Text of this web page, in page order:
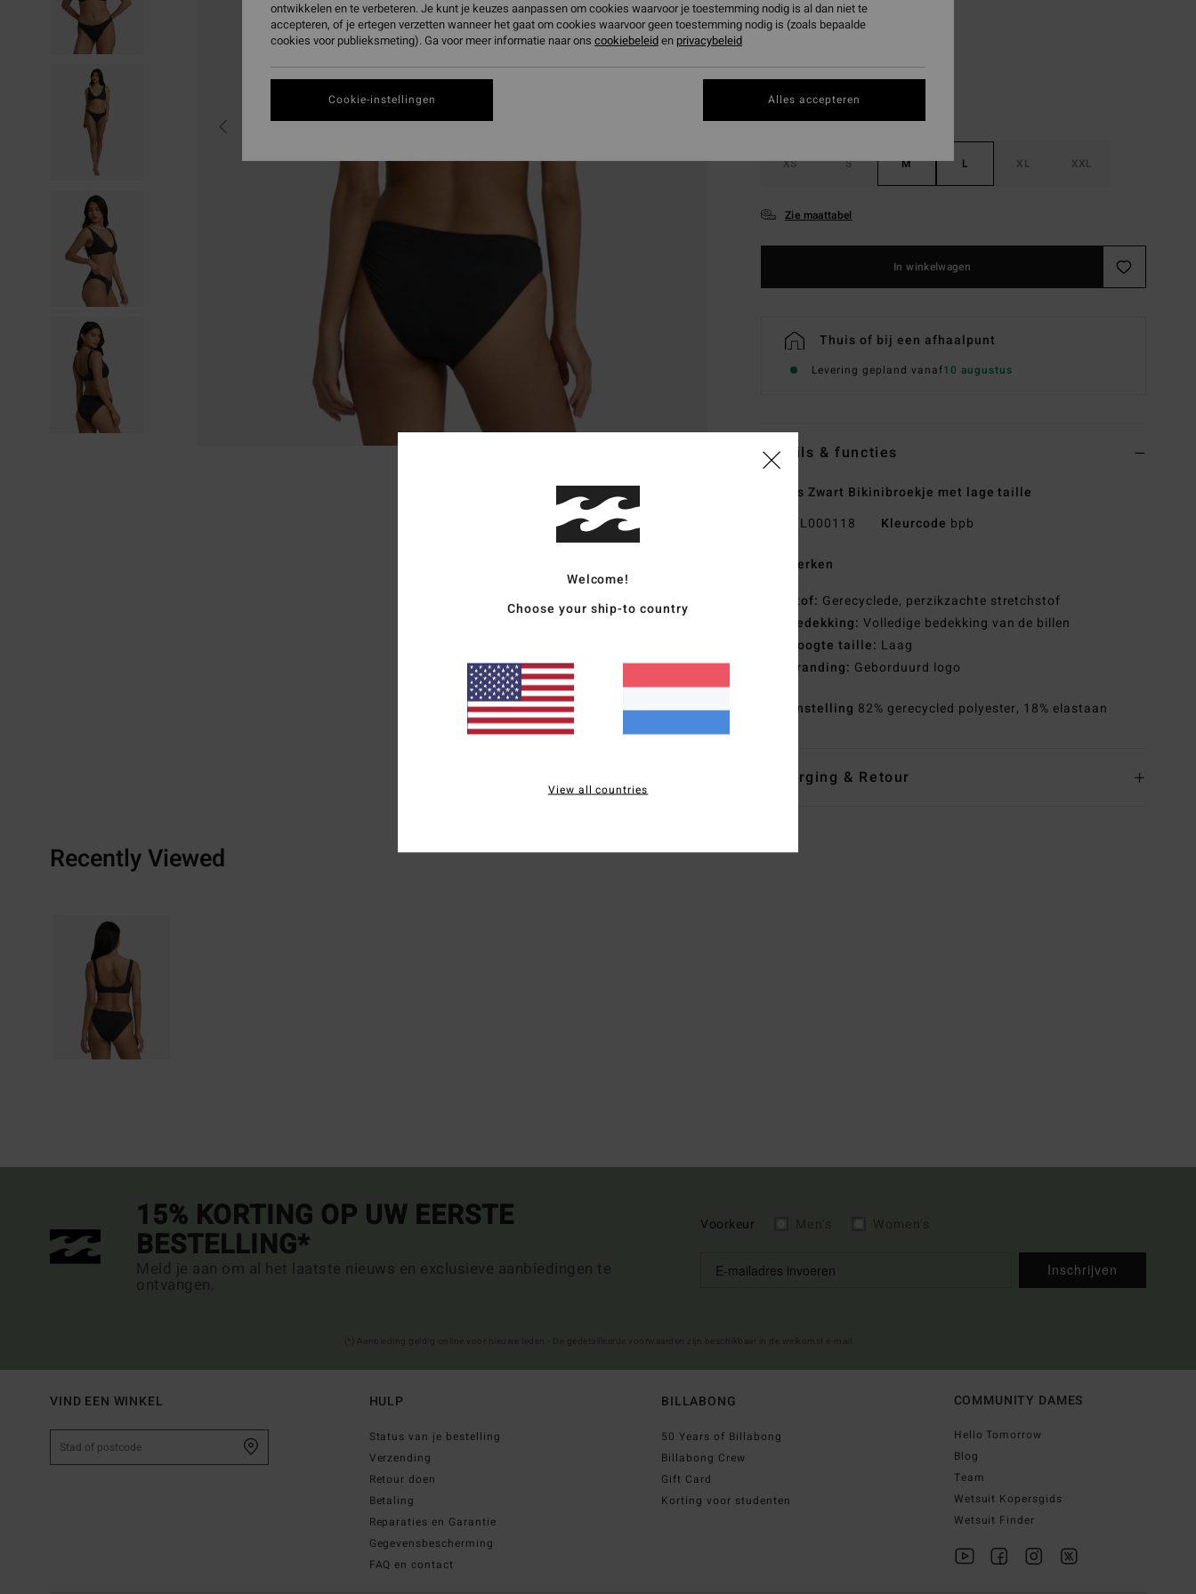
KleurBlack Pebble
XS S M L XL XXL
Zie maattabel
In winkelwagen
Thuis of bij een afhaalpunt
Levering gepland vanaf10 augustus
Details & functies
Dames Zwart Bikinibroekje met lage taille
BL000118 Kleurcode bpb
Kenmerken
Stof: Gerecyclede, perzikzachte stretchstof
Bedekking: Volledige bedekking van de billen
Hoogte taille: Laag
Branding: Geborduurd logo
Samenstelling 82% gerecycled polyester, 18% elastaan
Bezorging & Retour
Recently Viewed
15% KORTING OP UW EERSTE
BESTELLING*
Meld je aan om al het laatste nieuws en exclusieve aanbiedingen te
ontvangen.
Voorkeur
Inschrijven
VIND EEN WINKEL HULP
Status van je bestelling
Verzending
Retour doen
Betaling
Reparaties en Garantie
Gegevensbescherming
FAQ en contact
BILLABONG
50 Years of Billabong
Billabong Crew
Gift Card
Korting voor studenten
COMMUNITY DAMES
Hello Tomorrow
Blog
Team
Wetsuit Kopersgids
Wetsuit Finder
Welcome!
Choose your ship-to country
View all countries
ontwikkelen en te verbeteren. Je kunt je keuzes aanpassen om cookies waarvoor je toestemming nodig is al dan niet te
accepteren, of je ertegen verzetten wanneer het gaat om cookies waarvoor geen toestemming nodig is (zoals bepaalde
cookies voor publieksmeting). Ga voor meer informatie naar ons cookiebeleiden privacybeleid
Cookie-instellingen Alles accepteren